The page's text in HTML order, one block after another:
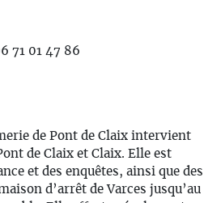
71 01 47 86
de Pont de Claix intervient
de Claix et Claix. Elle est
et des enquêtes, ainsi que des
d’arrêt de Varces jusqu’au